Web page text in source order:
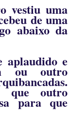
vestiu uma
de uma
abaixo da
aplaudido e
ou outro
que outro
para que